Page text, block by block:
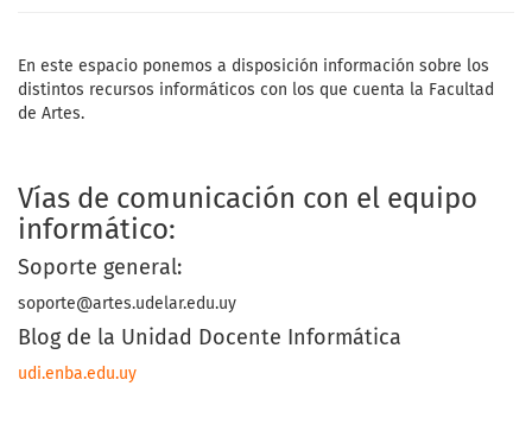
En este espacio ponemos a disposición información sobre los
distintos recursos informáticos con los que cuenta la Facultad
de Artes.
Vías de comunicación con el equipo
informático:
Soporte general:
soporte@artes.udelar.edu.uy
Blog de la Unidad Docente Informática
udi.enba.edu.uy